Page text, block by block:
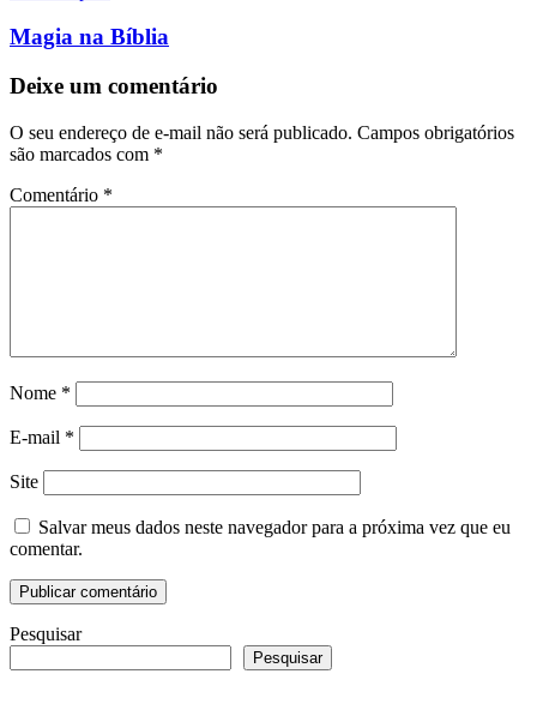
Magia na Bíblia
Deixe um comentário
O seu endereço de e-mail não será publicado. Campos obrigatórios
são marcados com *
Comentário *
Nome *
E-mail *
Site
Salvar meus dados neste navegador para a próxima vez que eu
comentar.
Pesquisar
Pesquisar